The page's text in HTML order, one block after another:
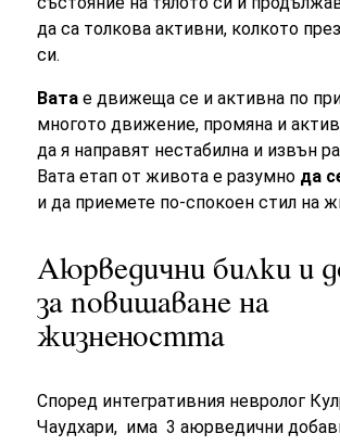
да са толкова активни, колкото
си.
Вата е движеща се и активна по
многото движение, промяна и
да я направят нестабилна и извън
Вата етап от живота е разумно да
и да приемете по-спокоен стил на
Аюрведични билки и
за повишаване на
жизнеността
Според интегративния невролог
Чаудхари, има 3 аюрведични